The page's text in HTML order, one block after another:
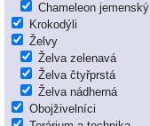
Chameleon jemenský
Krokodýli
Želvy
Želva zelenavá
Želva čtyřprstá
Želva nádherná
Obojživelníci